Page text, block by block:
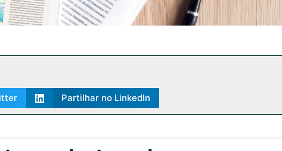
Partilhar no LinkedIn